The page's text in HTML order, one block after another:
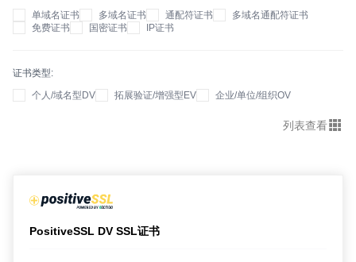
单域名证书
多域名证书 通配符证书
多域名通配符证书
免费证书
国密证书 IP证书
证书类型
个人/域名型DV
拓展验证/增强型EV 企业/单位/组织OV
列表查看
PositiveSSL DV SSL证书